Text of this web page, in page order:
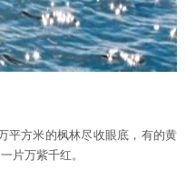
平方米的枫林尽收眼底，有的黄
片万紫千红。